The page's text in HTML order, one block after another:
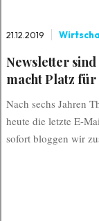
21.12.2019
Newsletter
macht Platz
Nach sechs Jahren
heute die letzte E-
sofort bloggen wir